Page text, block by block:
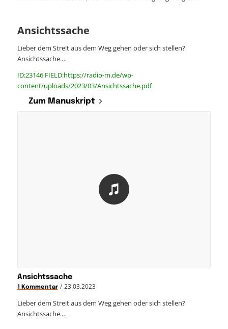
Ansichtssache
Lieber dem Streit aus dem Weg gehen oder sich stellen?
Ansichtssache.…
ID:23146 FIELD:https://radio-m.de/wp-
content/uploads/2023/03/Ansichtssache.pdf
Zum Manuskript
Ansichtssache
1 Kommentar / 23.03.2023
Lieber dem Streit aus dem Weg gehen oder sich stellen?
Ansichtssache.…